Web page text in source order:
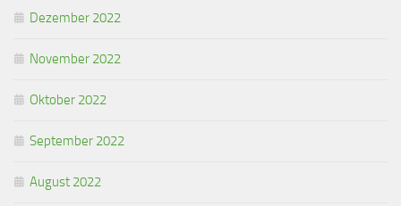
Dezember 2022
November 2022
Oktober 2022
September 2022
August 2022